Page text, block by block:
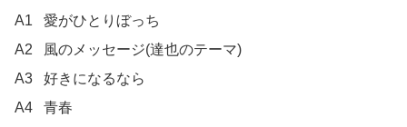
A1	愛がひとりぼっち
A2	風のメッセージ(達也のテーマ)
A3	好きになるなら
A4	青春